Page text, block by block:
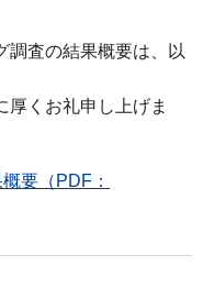
調査の結果概要は、以
厚くお礼申し上げま
要（PDF：